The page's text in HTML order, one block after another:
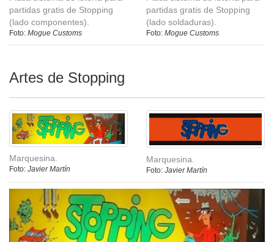
partidas gratis de Stopping
(lado componentes).
Foto: Mogue Customs
partidas gratis de Stopping
(lado soldaduras).
Foto: Mogue Customs
Artes de Stopping
Marquesina.
Foto: Javier Martín
Marquesina.
Foto: Javier Martín